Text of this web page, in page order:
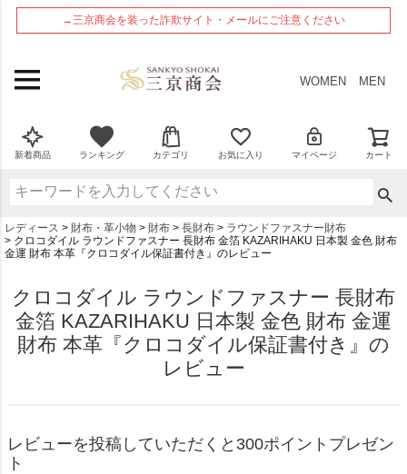
→三京商会を装った詐欺サイト・メールにご注意ください
WOMEN MEN
新着商品 ランキング カテゴリ お気に入り マイページ カート
レディース 財布・革小物 財布 長財布
ラウンドファスナー財布
クロコダイル ラウンドファスナー 長財布 金箔 KAZARIHAKU 日本製 金色 財布
金運 財布 本革『クロコダイル保証書付き』のレビュー
クロコダイル ラウンドファスナー 長財布
金箔 KAZARIHAKU 日本製 金色 財布 金運
財布 本革『クロコダイル保証書付き』の
レビュー
レビューを投稿していただくと300ポイントプレゼン
ト
ペー